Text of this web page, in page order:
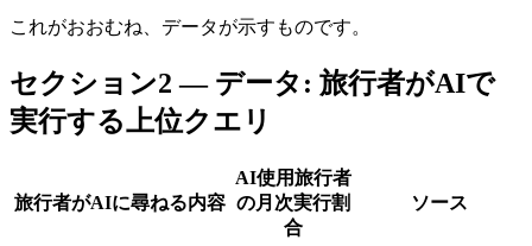
これがおおむね、データが示すものです。
セクション2 — データ: 旅行者がAIで
実行する上位クエリ
旅行者がAIに尋ねる内容
AI使用旅行者
の月次実行割
合
ソース